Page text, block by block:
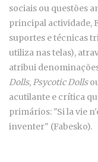
sociais ou questões
principal actividade,
suportes e técnicas
utiliza nas telas),
atribui
Dolls,Psycotic Dolls
acutilante e crítica
primários: "Si la vie
inventer" (Fabesko).